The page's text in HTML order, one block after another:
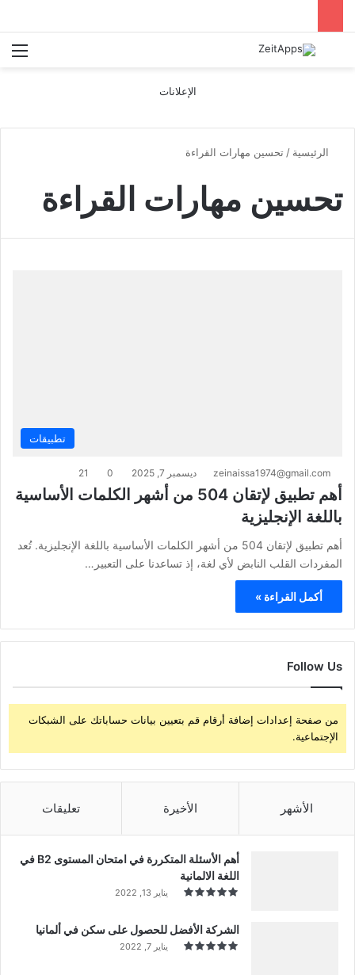
بحث عن
الإعلانات
الرئيسية / تحسين مهارات القراءة
تحسين مهارات القراءة
تطبيقات
zeinaissa1974@gmail.com ديسمبر 7, 2025 0
21
أهم تطبيق لإتقان 504 من أشهر الكلمات الأساسية
باللغة الإنجليزية
أهم تطبيق لإتقان 504 من أشهر الكلمات الأساسية باللغة الإنجليزية. تُعد
المفردات القلب النابض لأي لغة، إذ تساعدنا على التعبير…
أكمل القراءة »
Follow Us
من صفحة إعدادات إضافة أرقام قم بتعيين بيانات حساباتك على الشبكات
الإجتماعية.
الأشهر الأخيرة تعليقات
أهم الأسئلة المتكررة في امتحان المستوى B2 في
اللغة الالمانية
يناير 13, 2022
الشركة الأفضل للحصول على سكن في ألمانيا
يناير 7, 2022